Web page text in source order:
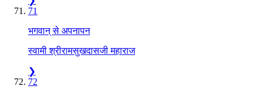
71
भगवान‍् से अपनापन
स्वामी श्रीरामसुखदासजी महाराज
❯
72